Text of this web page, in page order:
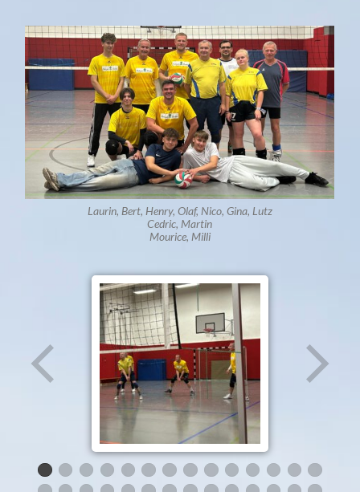
Laurin, Bert, Henry, Olaf, Nico, Gina, Lutz
Cedric, Martin
Mourice, Milli